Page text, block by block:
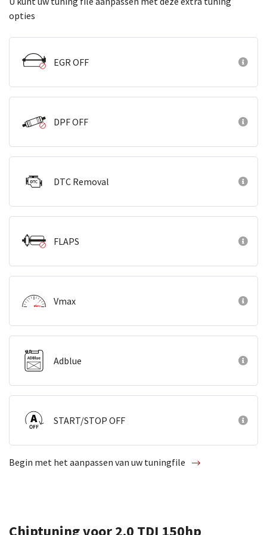
opties
EGR OFF
DPF OFF
DTC Removal
FLAPS
Vmax
Adblue
START/STOP OFF
Begin met het aanpassen van uw tuningfile
Chiptuning voor 2.0 TDI 150hp